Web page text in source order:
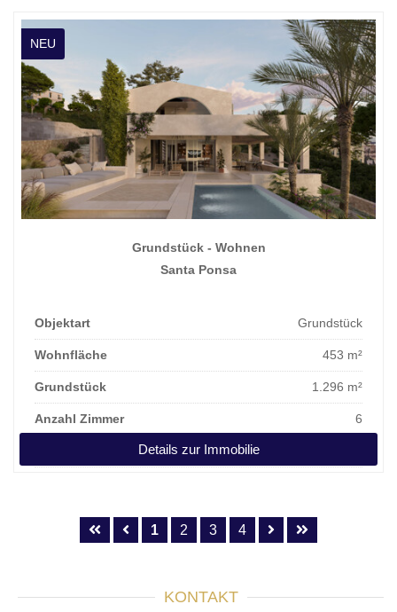
NEU
Grundstück - Wohnen
Santa Ponsa
Objektart Grundstück
Wohnfläche 453 m²
Grundstück 1.296 m²
Anzahl Zimmer 6
Details zur Immobilie
1 2 3 4
KONTAKT